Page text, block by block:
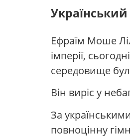
Український
Ефраїм Моше
імперії,
середовище
Він виріс у
За
повноцінну